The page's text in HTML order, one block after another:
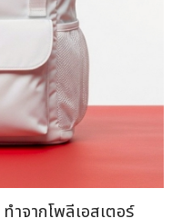
ทำจากโพลีเอสเตอร์